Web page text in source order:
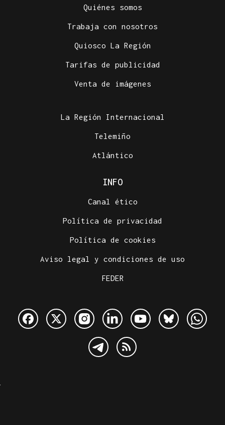
Quiénes somos
Trabaja con nosotros
Quiosco La Región
Tarifas de publicidad
Venta de imágenes
La Región Internacional
Telemiño
Atlántico
INFO
Canal ético
Política de privacidad
Política de cookies
Aviso legal y condiciones de uso
FEDER